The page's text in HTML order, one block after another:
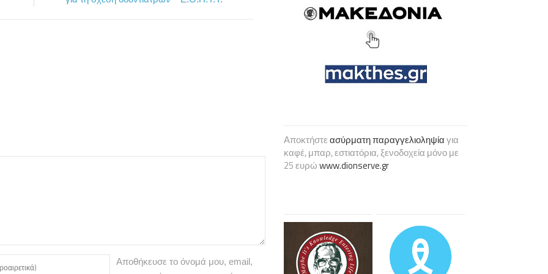
Αποθήκευσε το όνομά μου, email,
Αποκτήστεασύρματη παραγγελιοληψίαγια
καφέ, μπαρ, εστιατόρια, ξενοδοχεία μόνο με
25 ευρώwww.dionserve.gr